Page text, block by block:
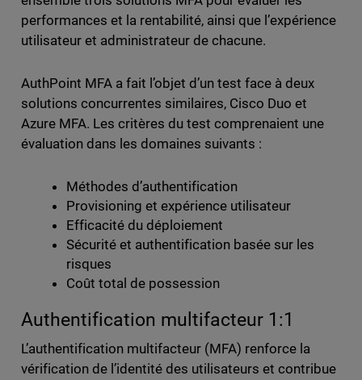
performances et la rentabilité, ainsi que l’expérience
utilisateur et administrateur de chacune.
AuthPoint MFA a fait l’objet d’un test face à deux
solutions concurrentes similaires, Cisco Duo et
Azure MFA. Les critères du test comprenaient une
évaluation dans les domaines suivants :
Méthodes d’authentification
Provisioning et expérience utilisateur
Efficacité du déploiement
Sécurité et authentification basée sur les
risques
Coût total de possession
Authentification multifacteur 1:1
L’authentification multifacteur (MFA) renforce la
vérification de l’identité des utilisateurs et contribue